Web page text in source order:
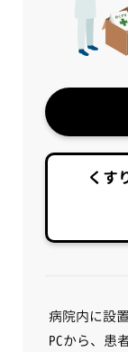
くす
病院内に設
PCから、患